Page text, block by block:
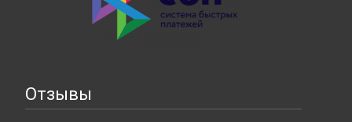
Отзывы